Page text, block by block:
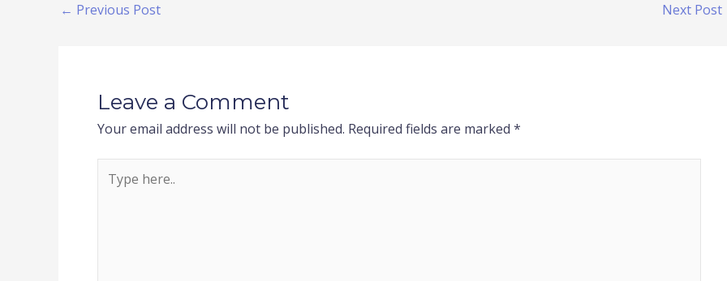
← Previous Post Next Post
Leave a Comment
Your email address will not be published. Required fields are marked *
here..